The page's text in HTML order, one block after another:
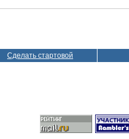
Сделать стартовой